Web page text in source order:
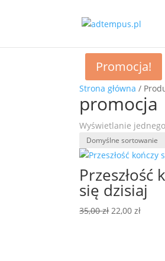
Strona główna /
promocja
Wyświetlanie
Promocja!
Przeszłość
się dzisiaj
35,00zł Pierwotna
22,00zł